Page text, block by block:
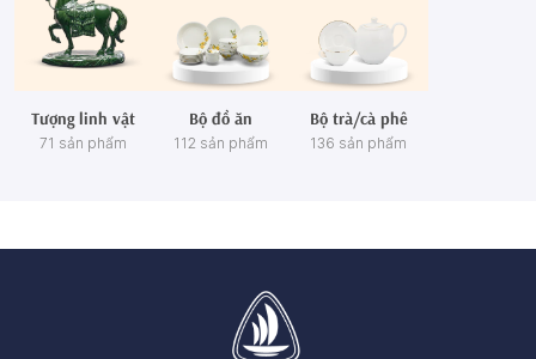
Tượng linh vật
71 sản phẩm
Bộ đồ ăn
112 sản phẩm
Bộ trà/cà phê
136 sản phẩm